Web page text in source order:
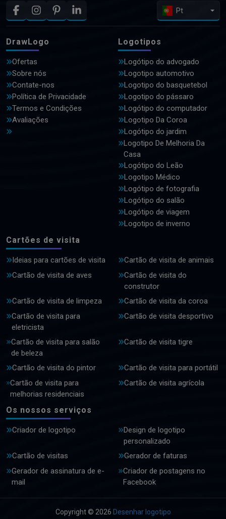
Pt
DrawLogo
Ofertas
Sobre nós
Contate-nos
Política de Privacidade
Termos e Condições
Avaliações
Logotipos
Logótipo do advogado
Logotipo automotivo
Logotipo do basquetebol
Logotipo do pássaro
Logótipo do computador
Logotipo Da Coroa
Logótipo do jardim
Logotipo De Melhoria Da
Casa
Logótipo do Leão
Logotipo Médico
Logótipo de fotografia
Logótipo do salão
Logótipo de viagem
Logotipo de inverno
Cartões de visita
Ideias para cartões de visita
Cartão de visita de animais
Cartão de visita de aves
Cartão de visita do
construtor
Cartão de visita de limpeza
Cartão de visita da coroa
Cartão de visita para
eletricista
Cartão de visita desportivo
Cartão de visita para salão
de beleza
Cartão de visita tigre
Cartão de visita do pintor
Cartão de visita para portátil
Cartão de visita para
melhorias residenciais
Cartão de visita agrícola
Os nossos serviços
Criador de logotipo
Design de logotipo
personalizado
Cartão de visitas
Gerador de faturas
Gerador de assinatura de e-
mail
Criador de postagens no
Facebook
Copyright © 2026 Desenhar logotipo